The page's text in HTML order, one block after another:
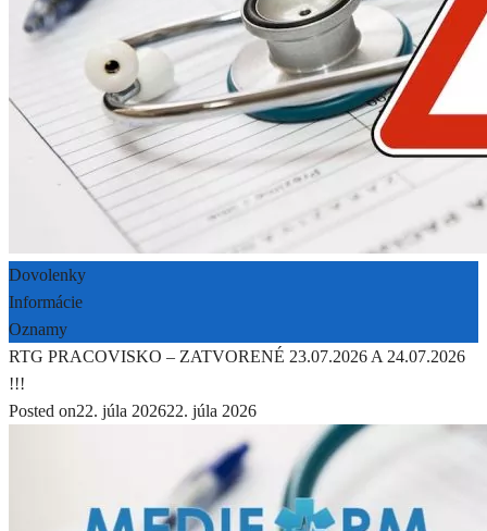
Dovolenky
Informácie
Oznamy
RTG PRACOVISKO – ZATVORENÉ 23.07.2026 A 24.07.2026
!!!
Posted on22. júla 202622. júla 2026